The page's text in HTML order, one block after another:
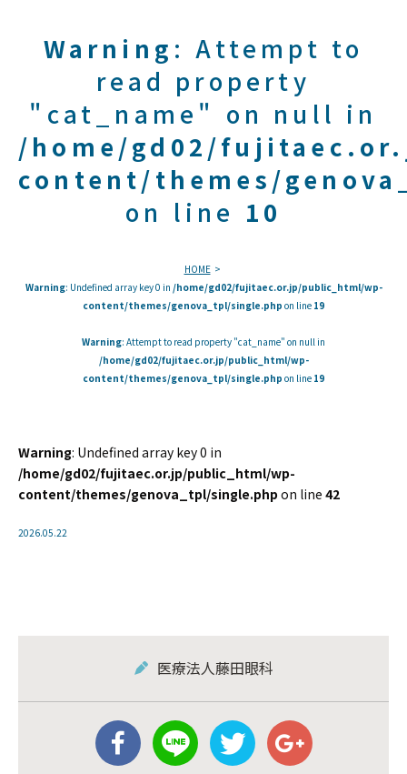
Warning : Attempt to
read property
"cat_name" on null in
/home/gd02/
content/themes/
on line 10
HOME
Warning: Undefined array key 0 in /home/gd02/fujitaec.or.jp/public_html/wp-
content/themes/genova_tpl/single.php on line 19
Warning: Attempt to read property "cat_name" on null in
/home/gd02/fujitaec.or.jp/public_html/wp-
content/themes/genova_tpl/single.php on line 19
Warning: Undefined array key 0 in
/home/gd02/fujitaec.or.jp/public_html/wp-
content/themes/genova_tpl/single.php on line 42
2026.05.22
医療法人藤田眼科